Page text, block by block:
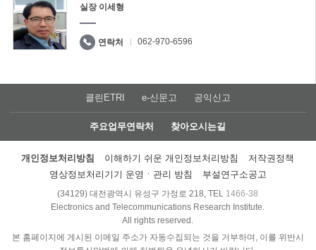
실장 이세형
연락처 062-970-6596
클린ETRI e-신문고 공익신고
주요업무연락처 찾아오시는길
개인정보처리방침 이해하기 쉬운 개인정보처리방침
저작권정책
영상정보처리기기 운영ㆍ관리 방침
부설연구소공고
(34129) 대전광역시 유성구 가정로 218, TEL 1466-38
Electronics and Telecommunications Research Institute.
All rights reserved.
본 홈페이지에 게시된 이메일 주소가 자동수집되는 것을 거부하며, 이를 위반시